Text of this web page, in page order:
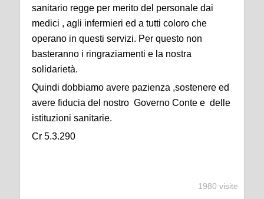
sanitario regge per merito del personale dai
medici , agli infermieri ed a tutti coloro che
operano in questi servizi. Per questo non
basteranno i ringraziamenti e la nostra
solidarietà.
Quindi dobbiamo avere pazienza ,sostenere ed
avere fiducia del nostro Governo Conte e delle
istituzioni sanitarie.
Cr 5.3.290
1980 visite